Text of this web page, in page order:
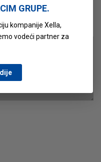
GRUPE.
kompanije Xella,
vodeći partner za